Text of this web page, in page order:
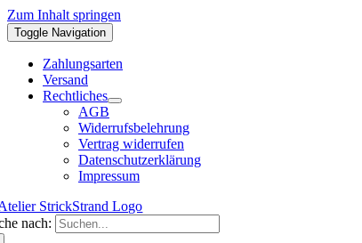
Zum Inhalt springen
Toggle Navigation
Zahlungsarten
Versand
Rechtliches
AGB
Widerrufsbelehrung
Vertrag widerrufen
Datenschutzerklärung
Impressum
nach: